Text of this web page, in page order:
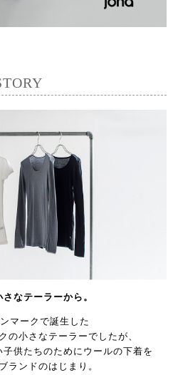
なテーラーから。
マークで誕生した
の小さなテーラーでしたが、
供たちのためにウールの下着を
ランドのはじまり。